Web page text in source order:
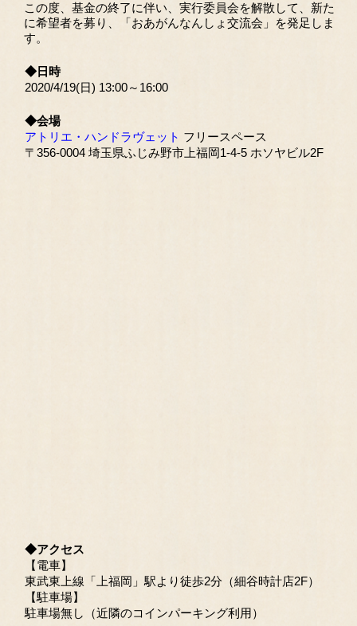
この度、基金の終了に伴い、実行委員会を解散して、新た
に希望者を募り、「おあがんなんしょ交流会」を発足しま
す。
◆日時
2020/4/19(日) 13:00～16:00
◆会場
アトリエ・ハンドラヴェット フリースペース
〒356-0004 埼玉県ふじみ野市上福岡1-4-5 ホソヤビル2F
◆アクセス
【電車】
東武東上線「上福岡」駅より徒歩2分（細谷時計店2F）
【駐車場】
駐車場無し（近隣のコインパーキング利用）